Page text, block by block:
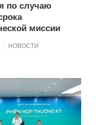
по случаю
миссии
НОВОСТИ